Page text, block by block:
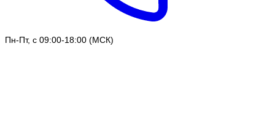
Пн-Пт, с 09:00-18:00 (МСК)